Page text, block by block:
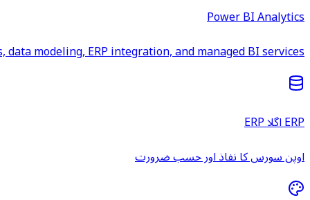
Power BI Analytics
data modeling, ERP integration, and managed BI services.
ERP اگلا ERP
اوپن سورس کا نفاذ اور حسب ضرورت